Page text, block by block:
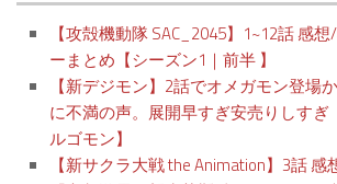
【攻殻機動隊 SAC_2045】1~12話 感
ーまとめ【シーズン1｜前半 】
【新デジモン】2話でオメガモン登場
に不満の声。展開早すぎ安売りしす
ルゴモン】
【新サクラ大戦 the Animation】3話